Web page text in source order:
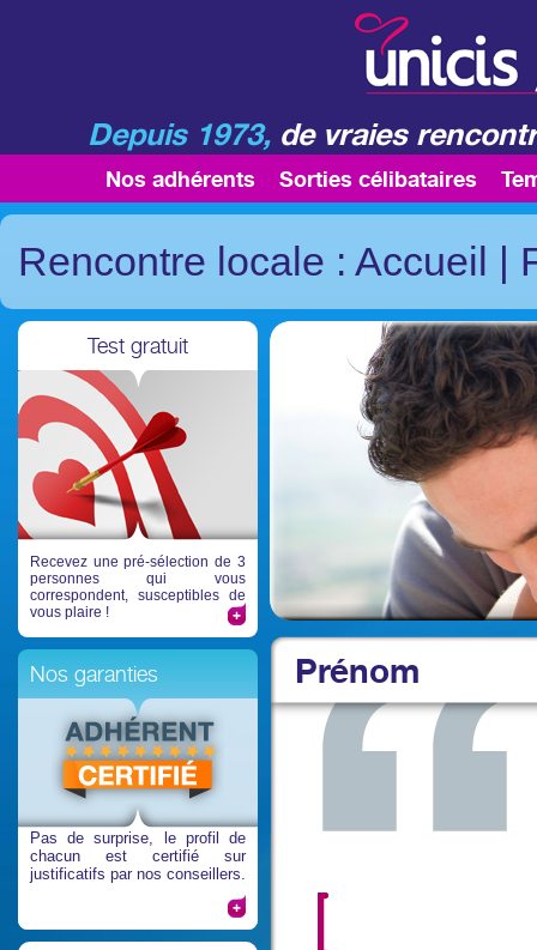
Depuis 1973, de vraies
Nos adhérents Sorties célibataires
Rencontre locale : Accueil |
Test gratuit
Recevez une pré-sélection de 3
personnes qui vous
correspondent, susceptibles de
vous plaire !
Nos garanties
Pas de surprise, le profil de
chacun est certifié sur
justificatifs par nos conseillers.
Prénom